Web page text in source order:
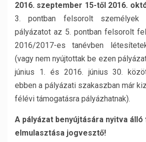
2016. szeptember 15-től 2016.
3. pontban felsorolt személyek
pályázatot az 5. pontban felsorolt
2016/2017-es tanévben
(vagy nem nyújtottak be ezen
június 1. és 2016. június 30.
ebben a pályázati szakaszban már
félévi támogatásra pályázhatnak).
A pályázat benyújtására nyitva
elmulasztása jogvesztő!